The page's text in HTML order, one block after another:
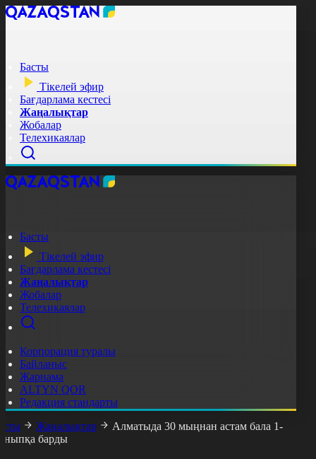
Басты
Тікелей эфир
Бағдарлама кестесі
Жаңалықтар
Жобалар
Телехикаялар
Басты
Тікелей эфир
Бағдарлама кестесі
Жаңалықтар
Жобалар
Телехикаялар
Корпорация туралы
Байланыс
Жарнама
ALTYN QOR
Редакция стандарты
Жаңалықтар
Алматыда 30 мыңнан астам бала 1-
барды